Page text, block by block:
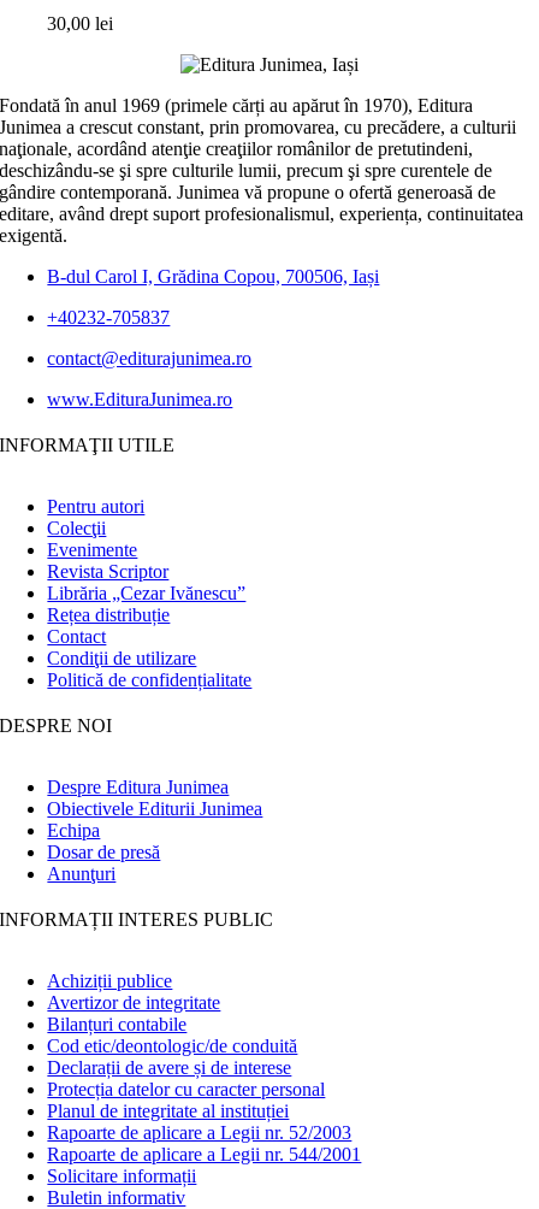
30,00lei
Fondată în anul 1969 (primele cărți au apărut în 1970), Editura
Junimea a crescut constant, prin promovarea, cu precădere, a culturii
naţionale, acordând atenţie creaţiilor românilor de pretutindeni,
deschizându-se şi spre culturile lumii, precum şi spre curentele de
gândire contemporană. Junimea vă propune o ofertă generoasă de
editare, având drept suport profesionalismul, experiența, continuitatea
exigentă.
B-dul Carol I, Grădina Copou, 700506, Iași
+40232-705837
contact@editurajunimea.ro
www.EdituraJunimea.ro
INFORMAŢII UTILE
Pentru autori
Colecţii
Evenimente
Revista Scriptor
Librăria „Cezar Ivănescu”
Rețea distribuție
Contact
Condiţii de utilizare
Politică de confidențialitate
DESPRE NOI
Despre Editura Junimea
Obiectivele Editurii Junimea
Echipa
Dosar de presă
Anunţuri
INFORMAȚII INTERES PUBLIC
Achiziții publice
Avertizor de integritate
Bilanțuri contabile
Cod etic/deontologic/de conduită
Declarații de avere și de interese
Protecția datelor cu caracter personal
Planul de integritate al instituției
Rapoarte de aplicare a Legii nr. 52/2003
Rapoarte de aplicare a Legii nr. 544/2001
Solicitare informații
Buletin informativ